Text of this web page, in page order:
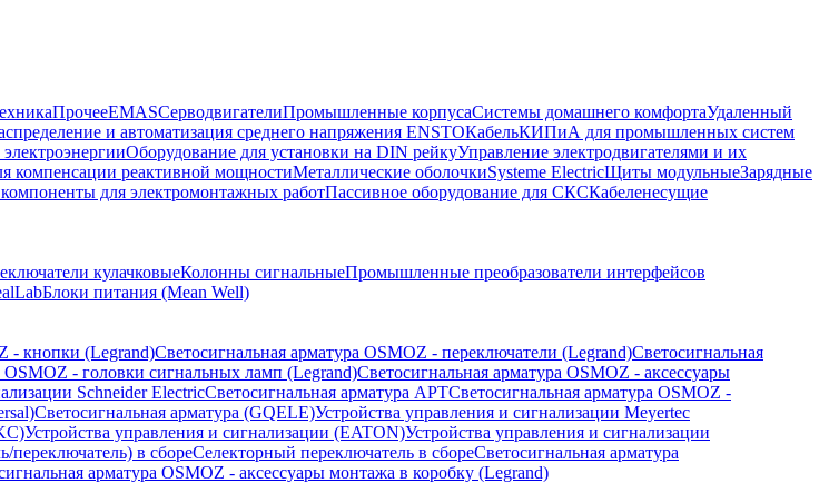
ПрочееEMASCерводвигателиПромышленные корпусаСистемы домашнего комфортаУдаленный
и автоматизация среднего напряжения ENSTOКабельКИПиА для промышленных систем
Оборудование для установки на DIN рейкуУправление электродвигателями и их
компенсации реактивной мощностиМеталлические оболочкиSysteme ElectricЩиты модульныеЗарядные
для электромонтажных работПассивное оборудование для СКСКабеленесущие
кулачковыеКолонны сигнальныеПромышленные преобразователи интерфейсов
Блоки питания (Mean Well)
- кнопки (Legrand)Светосигнальная арматура OSMOZ - переключатели (Legrand)Светосигнальная
OSMOZ - головки сигнальных ламп (Legrand)Светосигнальная арматура OSMOZ - аксессуары
Schneider ElectricСветосигнальная арматура APTСветосигнальная арматура OSMOZ -
Светосигнальная арматура (GQELE)Устройства управления и сигнализации Meyertec
Устройства управления и сигнализации (EATON)Устройства управления и сигнализации
в сбореСелекторный переключатель в сбореСветосигнальная арматура
арматура OSMOZ - аксессуары монтажа в коробку (Legrand)